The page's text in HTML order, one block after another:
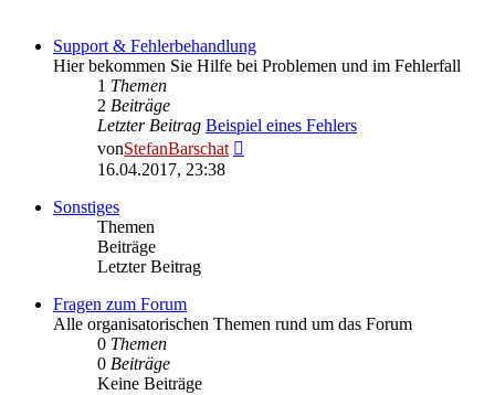
Support & Fehlerbehandlung
Hier bekommen Sie Hilfe bei Problemen und im Fehlerfall
1 Themen
2 Beiträge
Letzter Beitrag Beispiel eines Fehlers
vonStefanBarschat
16.04.2017, 23:38
Sonstiges
Themen
Beiträge
Letzter Beitrag
Fragen zum Forum
Alle organisatorischen Themen rund um das Forum
0 Themen
0 Beiträge
Keine Beiträge